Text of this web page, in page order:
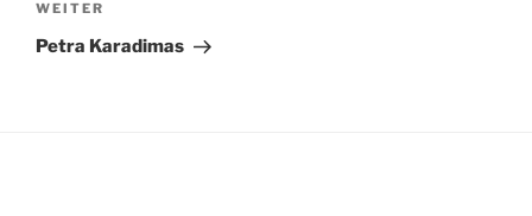
Nächster
Beitrag
WEITER
Petra Karadimas